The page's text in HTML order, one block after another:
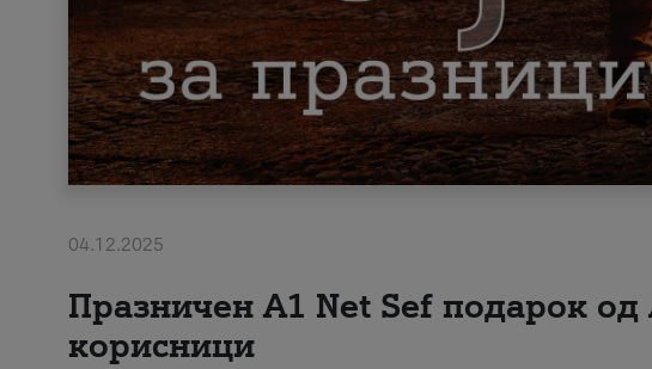
04.12.2025
Празничен A1 Net Sеf подарок од
корисници